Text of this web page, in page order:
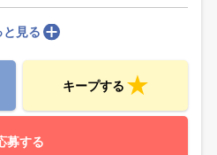
と見る
キープする
募する